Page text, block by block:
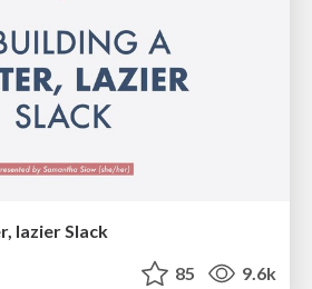
lazier Slack
85 9.6k